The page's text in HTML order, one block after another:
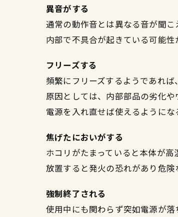
異音がする
通常の動作音とは異なる音が聞こ
内部で不具合が起きている可能
フリーズする
頻繁にフリーズするようであれば
原因としては、内部部品の劣化や
電源を入れ直せば使えるように
焦げたにおいがする
ホコリがたまっていると本体が
放置すると発火の恐れがあり危険
強制終了される
使用中にも関わらず突如電源が落